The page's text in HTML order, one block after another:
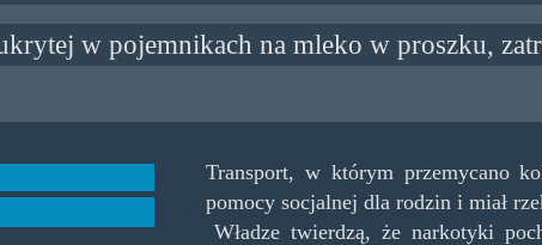
w pojemnikach na mleko w proszku,
Transport, w którym przemycano
pomocy socjalnej dla rodzin i miał
Władze twierdzą, że narkotyki